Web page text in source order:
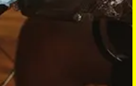
Disponibile
Da 3.42 €